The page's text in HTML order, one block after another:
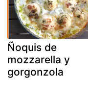
Ñoquis de
mozzarella y
gorgonzola